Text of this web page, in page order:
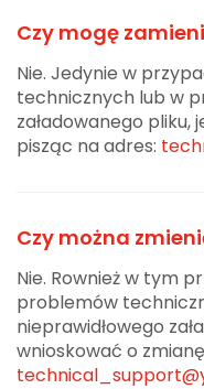
Czy mogę
Nie. Jedynie w
technicznych lub w
załadowanego pliku,
pisząc na adres:
Czy można
Nie. Rownież w tym
problemów
nieprawidłowego
wnioskować o